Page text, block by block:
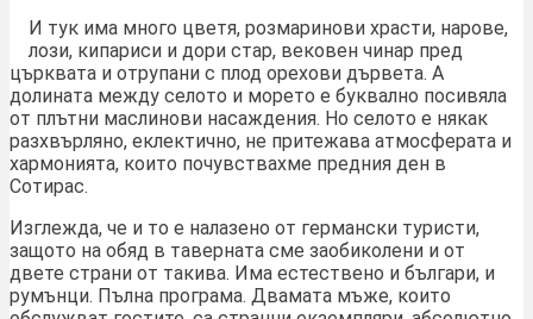
И тук има много цветя, розмаринови храсти, нарове,
лози, кипариси и дори стар, вековен чинар пред
църквата и отрупани с плод орехови дървета. А
долината между селото и морето е буквално посивяла
от плътни маслинови насаждения. Но селото е някак
разхвърляно, еклектично, не притежава атмосферата и
хармонията, които почувствахме предния ден в
Сотирас.
Изглежда, че и то е налазено от германски туристи,
защото на обяд в таверната сме заобиколени и от
двете страни от такива. Има естествено и българи, и
румънци. Пълна програма. Двамата мъже, които